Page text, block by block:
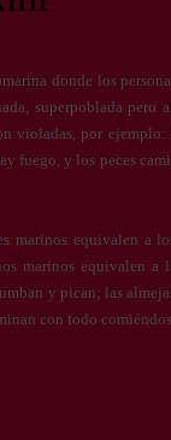
donde los
superpoblada
violadas, por
fuego, y los peces
marinos equivalen a
marinos equivalen a
y pican; las
con todo